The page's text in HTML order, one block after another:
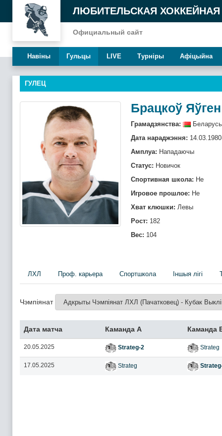
ЛЮБИТЕЛЬСКАЯ ХОККЕЙНАЯ
Официальный сайт
Навiны Гульцы LIVE Турнiры Афiцыйна
ГУЛЕЦ
Брацкоў Яўген
Грамадзянства:
Беларусь
Дата нараджэння:
Амплуа: Нападаючы
Статус: Новичок
Спортивная школа: Не
Игровое прошлое: Не
Хват клюшки: Левы
Рост: 182
Вес: 104
ЛХЛ Проф. карьера Спортшкола Iншыя лігі
Чэмпіянат
Дата матча Каманда А Каманда
20.05.2025 Strateg-2 Strateg
17.05.2025 Strateg